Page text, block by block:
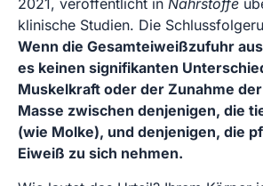
2021, veröffentlicht in Nährstoffe
klinische Studien. Die
Wenn die Gesamteiweißzufuhr
es keinen signifikanten
Muskelkraft oder der Zunahme
Masse zwischen denjenigen, die
(wie Molke), und denjenigen, die
Eiweiß zu sich nehmen.